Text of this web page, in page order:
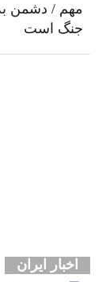
مهم / دشمن به
جنگ است
اخبار ایران